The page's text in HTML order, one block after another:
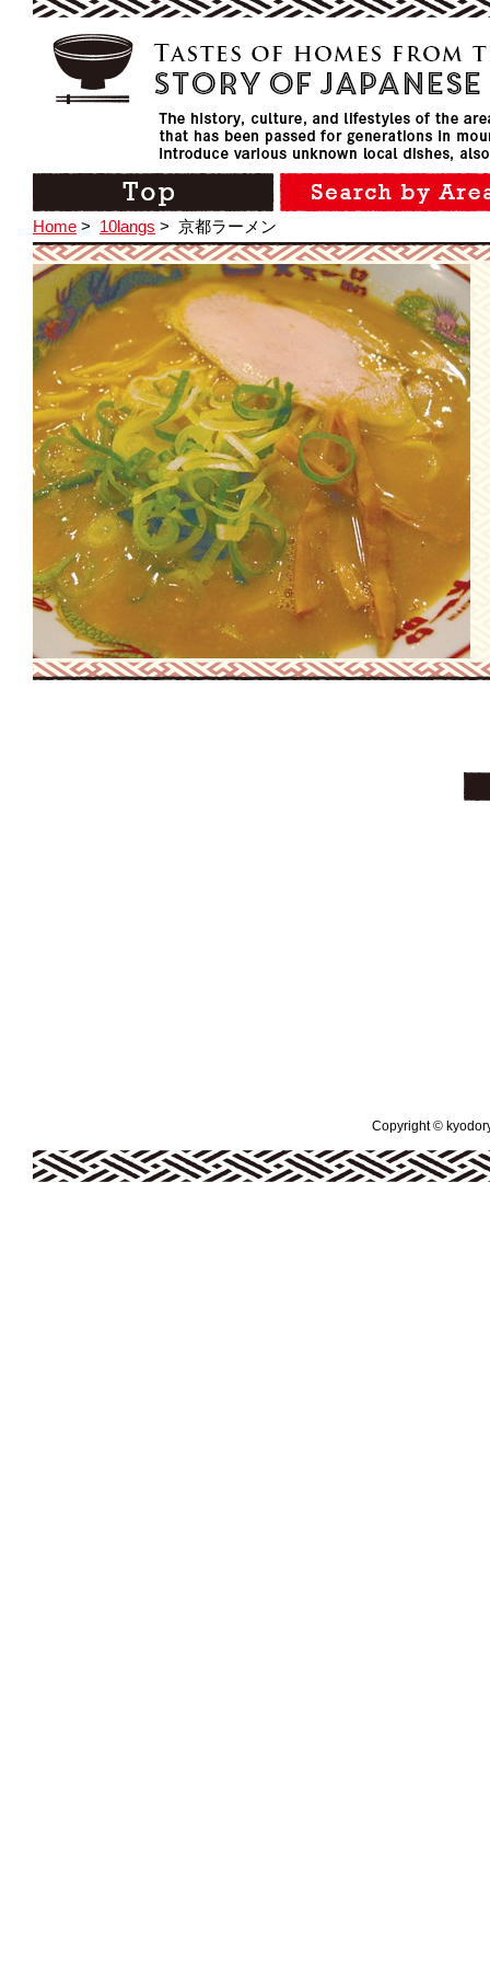
Home > 10langs > 京都ラーメン
Copyright ©